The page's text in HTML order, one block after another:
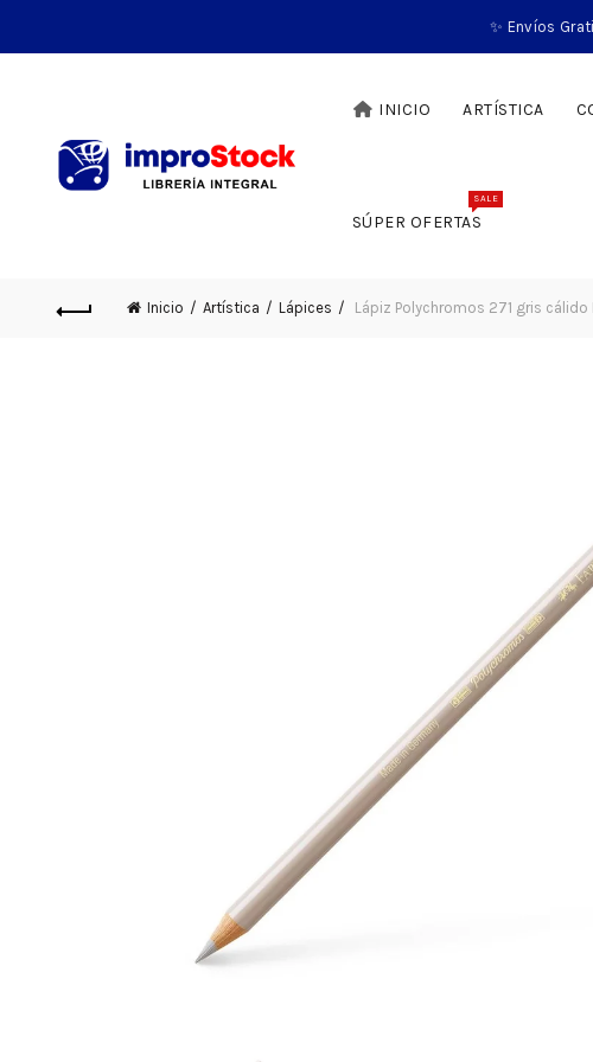
✨ Envíos
INICIO ARTÍSTICA
SÚPER OFERTAS
SALE
Inicio Artística Lápices Lápiz Polychromos 271 gris